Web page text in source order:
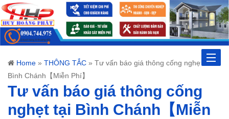
Toggle
Home » THÔNG TẮC » Tư vấn báo giá thông cống nghẹt tại
Bình Chánh【Miễn Phí】
Tư vấn báo giá thông cống
nghẹt tại Bình Chánh【Miễn